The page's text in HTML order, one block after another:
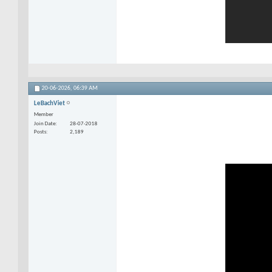
20-06-2026, 06:39 AM
LeBachViet
Member
Join Date
28-07-2018
Posts
2,189